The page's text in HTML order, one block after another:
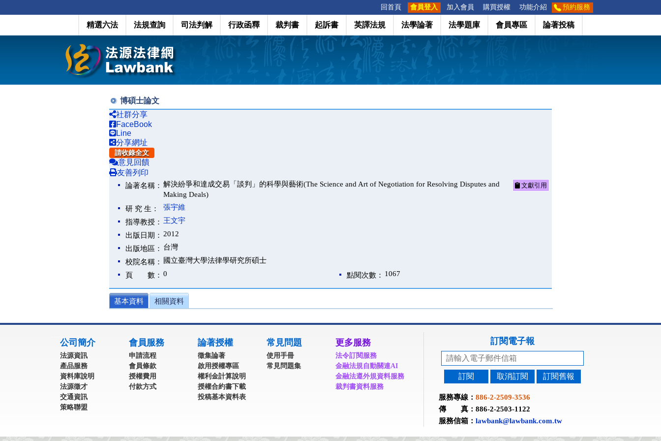
回首頁 會員登入 加入會員 購買授權 功能介紹 預約服務
精選六法 法規查詢 司法判解 行政函釋 裁判書 起訴書 英譯法規 法學論著 法學題庫 會員專區 論著投稿
博碩士論文
社群分享
FaceBook
Line
分享網址
請收錄全文
意見回饋
友善列印
論著名稱： 解決紛爭和達成交易「談判」的科學與藝術(The Science and Art of Negotiation for Resolving Disputes and
Making Deals)
文獻引用
研 究 生：
張宇維
指導教授： 王文宇
出版日期： 2012
出版地區： 台灣
校院名稱：
國立臺灣大學法律學研究所碩士
頁 數： 0 點閱次數： 1067
基本資料 相關資料
公司簡介
法源資訊
產品服務
資料庫說明
法源徵才
交通資訊
策略聯盟
會員服務
申請流程
會員條款
授權費用
付款方式
論著授權
徵集論著
啟用授權專區
權利金計算說明
授權合約書下載
投稿基本資料表
常見問題
使用手冊
常見問題集
更多服務
法令訂閱服務
金融法規自動關連AI
金融法遵外規資料服務
裁判書資料服務
訂閱電子報
訂閱 取消訂閱 訂閱舊報
服務專線： 886-2-2509-3536
傳 真：886-2-2503-1122
服務信箱： lawbank@lawbank.com.tw